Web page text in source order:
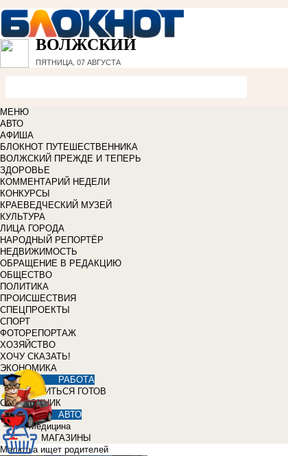
ВОЛЖСКИЙ
ПЯТНИЦА, 07 АВГУСТА
МЕНЮ
АВТО
АФИША
БЛОКНОТ ПУТЕШЕСТВЕННИКА
ВОЛЖСКИЙ ПРЕЖДЕ И ТЕПЕРЬ
ЗДОРОВЬЕ
КОММЕНТАРИЙ НЕДЕЛИ
КОНКУРСЫ
КРАЕВЕДЧЕСКИЙ МУЗЕЙ
КУЛЬТУРА
ЛИЦА ГОРОДА
НАРОДНЫЙ РЕПОРТЁР
НЕДВИЖИМОСТЬ
ОБРАЩЕНИЕ В РЕДАКЦИЮ
ОБЩЕСТВО
ПОЛИТИКА
ПРОИСШЕСТВИЯ
СПЕЦПРОЕКТЫ
СПОРТ
ФОТОРЕПОРТАЖ
ХОЗЯЙСТВО
ХОЧУ СКАЗАТЬ!
ЭКОНОМИКА
РАБОТА
УЧИТЬСЯ ГОТОВ
СПРАВОЧНИК
АВТО
Медицина
МАГАЗИНЫ
Малютка ищет родителей